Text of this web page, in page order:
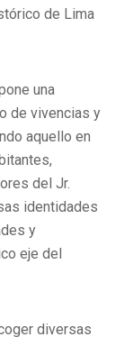
de Lima
una
de vivencias y
aquello en
del Jr.
identidades
y
eje del
diversas